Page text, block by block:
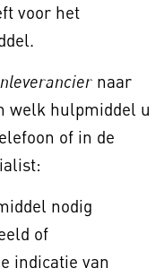
voor het
naar
welk hulpmiddel u
of in de
nodig
of
indicatie van